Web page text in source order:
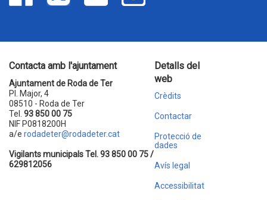
Contacta amb l'ajuntament
Ajuntament de Roda de Ter
Pl. Major, 4
08510 - Roda de Ter
Tel. 93 850 00 75
NIF P0818200H
a/e rodadeter@rodadeter.cat
Vigilants municipals Tel. 93 850 00 75 /
629812056
Detalls del
web
Crèdits
Contactar
Protecció de
dades
Avís legal
Accessibilitat